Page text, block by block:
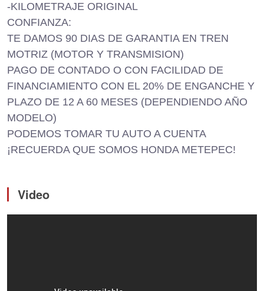
-KILOMETRAJE ORIGINAL
CONFIANZA:
TE DAMOS 90 DIAS DE GARANTIA EN TREN
MOTRIZ (MOTOR Y TRANSMISION)
PAGO DE CONTADO O CON FACILIDAD DE
FINANCIAMIENTO CON EL 20% DE ENGANCHE Y
PLAZO DE 12 A 60 MESES (DEPENDIENDO AÑO
MODELO)
PODEMOS TOMAR TU AUTO A CUENTA
¡RECUERDA QUE SOMOS HONDA METEPEC!
Video